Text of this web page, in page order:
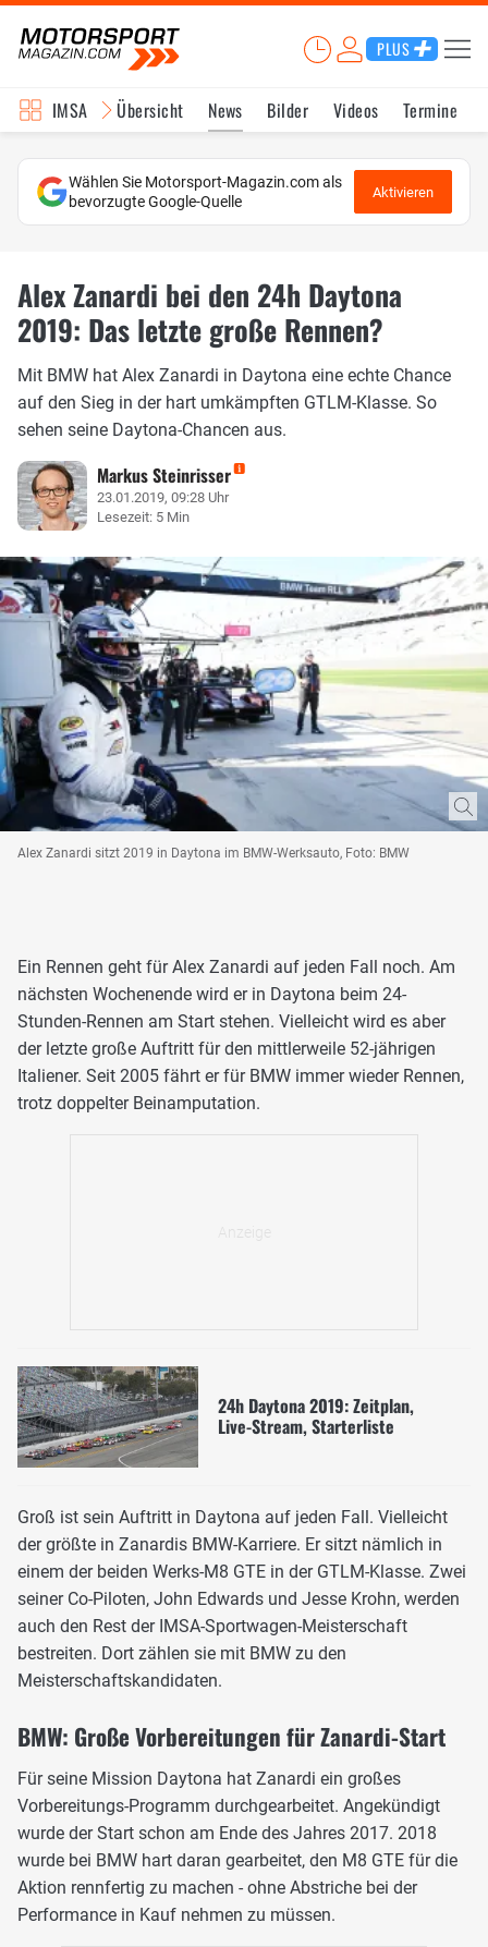
PLUS
IMSA Übersicht News Bilder Videos Termine
Wählen Sie Motorsport-Magazin.com als
bevorzugte Google-Quelle
Aktivieren
Alex Zanardi bei den 24h Daytona
2019: Das letzte große Rennen?
Mit BMW hat Alex Zanardi in Daytona eine echte Chance
auf den Sieg in der hart umkämpften GTLM-Klasse. So
sehen seine Daytona-Chancen aus.
Markus Steinrisser
23.01.2019, 09:28 Uhr
Lesezeit: 5 Min
Alex Zanardi sitzt 2019 in Daytona im BMW-Werksauto, Foto: BMW
Ein Rennen geht für Alex Zanardi auf jeden Fall noch. Am
nächsten Wochenende wird er in Daytona beim 24-
Stunden-Rennen am Start stehen. Vielleicht wird es aber
der letzte große Auftritt für den mittlerweile 52-jährigen
Italiener. Seit 2005 fährt er für BMW immer wieder Rennen,
trotz doppelter Beinamputation.
24h Daytona 2019: Zeitplan,
Live-Stream, Starterliste
Groß ist sein Auftritt in Daytona auf jeden Fall. Vielleicht
der größte in Zanardis BMW-Karriere. Er sitzt nämlich in
einem der beiden Werks-M8 GTE in der GTLM-Klasse. Zwei
seiner Co-Piloten, John Edwards und Jesse Krohn, werden
auch den Rest der IMSA-Sportwagen-Meisterschaft
bestreiten. Dort zählen sie mit BMW zu den
Meisterschaftskandidaten.
BMW: Große Vorbereitungen für Zanardi-Start
Für seine Mission Daytona hat Zanardi ein großes
Vorbereitungs-Programm durchgearbeitet. Angekündigt
wurde der Start schon am Ende des Jahres 2017. 2018
wurde bei BMW hart daran gearbeitet, den M8 GTE für die
Aktion rennfertig zu machen - ohne Abstriche bei der
Performance in Kauf nehmen zu müssen.